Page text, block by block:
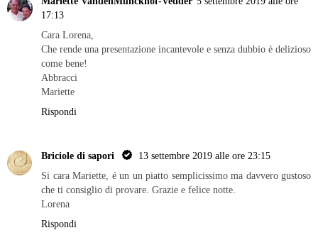
17:13
Cara Lorena,
Che rende una presentazione incantevole e senza dubbio è delizioso
come bene!
Abbracci
Mariette
Rispondi
Briciole di sapori
13 settembre 2019 alle ore 23:15
Si cara Mariette, é un un piatto semplicissimo ma davvero gustoso
che ti consiglio di provare. Grazie e felice notte.
Lorena
Rispondi